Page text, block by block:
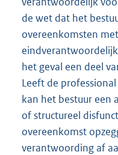
de wet dat het
overeenkomsten
het geval een deel
Leeft de
kan het bestuur een
of structureel
overeenkomst
verantwoording af